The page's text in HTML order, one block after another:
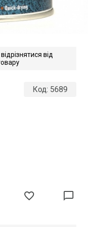
від
Код: 5689
favorite_border chat_bubble_outline